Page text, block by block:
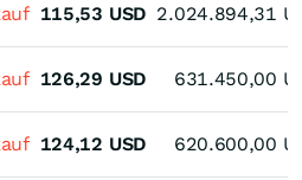
115,53 USD 2.024.894,31
126,29 USD 631.450,00
124,12 USD 620.600,00